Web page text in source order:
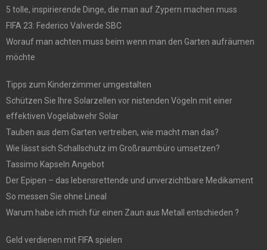
5 tolle, inspirierende Dinge, die man auf Zypern machen muss
FIFA 23: Federico Valverde SBC
Worauf man achten muss beim wenn man den Garten aufräumen
möchte
Tipps zum Kinderzimmer umgestalten
Schützen Sie Ihre Solarzellen vor nistenden Vögeln mit einer
effektiven Vogelabwehr Solar
Tauben aus dem Garten vertreiben, wie macht man das?
Wie lässt sich Schallschutz im Großraumbüro umsetzen?
Tassimo Kapseln Angebot
Der Epipen – das lebensrettende und unverzichtbare Medikament
So messen Sie ohne Lineal
Warum habe ich mich für einen Zaun aus Metall entschieden ?
Geld verdienen mit FIFA spielen